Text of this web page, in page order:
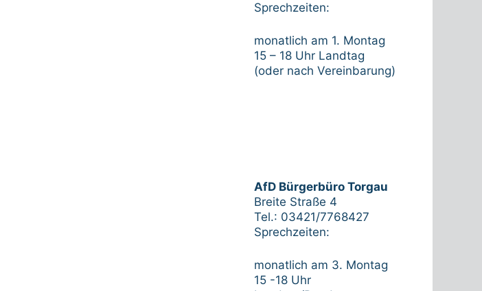
Sprechzeiten:
monatlich am 1. Montag
15 – 18 Uhr Landtag
(oder nach Vereinbarung)
AfD Bürgerbüro Torgau
Breite Straße 4
Tel.: 03421/7768427
Sprechzeiten:
monatlich am 3. Montag
15 -18 Uhr